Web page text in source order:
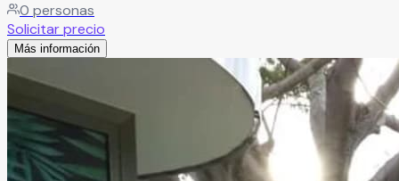
tranquilidad de sus instalaciones. El recinto cuenta con
amplios espacios interiores y exteriores ideales para
bodas, XV años, aniversarios, graduaciones, eventos
corporativos y reuniones sociales, ofreciendo un entorno
sofisticado y cómodo para crear momentos inolvidables.
Leer más
0 personas
Solicitar precio
Más información